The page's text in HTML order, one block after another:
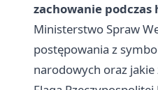
zachowanie podczas
Ministerstwo Spraw
postępowania z
narodowych oraz